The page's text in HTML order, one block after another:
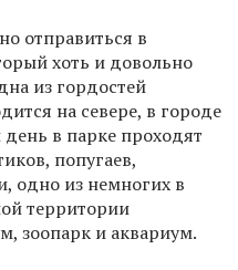
отправиться в
хоть и довольно
из гордостей
на севере, в городе
в парке проходят
попугаев,
одно из немногих в
территории
зоопарк и аквариум.